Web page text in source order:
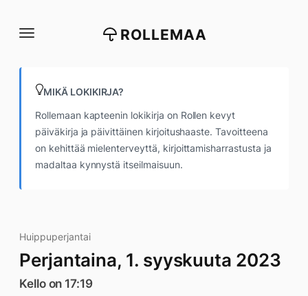
suoraan
ROLLEMAA
MIKÄ LOKIKIRJA?
Rollemaan kapteenin lokikirja on Rollen kevyt
päiväkirja ja päivittäinen kirjoitushaaste. Tavoitteena
on kehittää mielenterveyttä, kirjoittamisharrastusta ja
madaltaa kynnystä itseilmaisuun.
Huippuperjantai
Perjantaina, 1. syyskuuta 2023
Kello on 17:19